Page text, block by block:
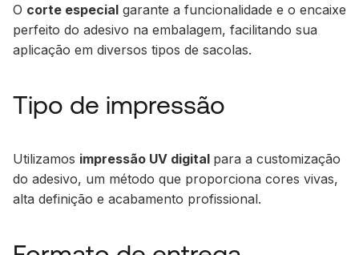
O corte especial garante a funcionalidade e o encaixe
perfeito do adesivo na embalagem, facilitando sua
aplicação em diversos tipos de sacolas.
Tipo de impressão
Utilizamos impressão UV digital para a customização
do adesivo, um método que proporciona cores vivas,
alta definição e acabamento profissional.